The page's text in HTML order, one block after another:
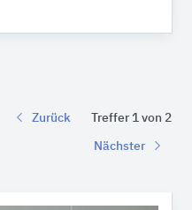
Zurück Treffer 1 von 2
Nächster